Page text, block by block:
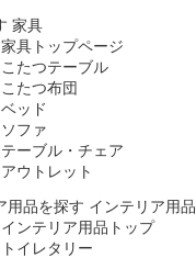
家具
家具トップページ
こたつテーブル
こたつ布団
ベッド
ソファ
テーブル・チェア
アウトレット
インテリア用品
インテリア用品トップ
トイレタリー